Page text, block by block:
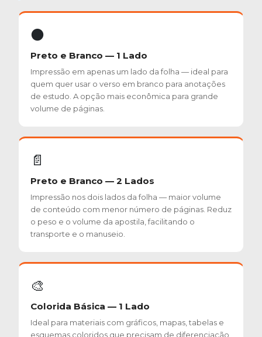
⚫
Preto e Branco — 1 Lado
Impressão em apenas um lado da folha — ideal para
quem quer usar o verso em branco para anotações
de estudo. A opção mais econômica para grande
volume de páginas.
📄
Preto e Branco — 2 Lados
Impressão nos dois lados da folha — maior volume
de conteúdo com menor número de páginas. Reduz
o peso e o volume da apostila, facilitando o
transporte e o manuseio.
🎨
Colorida Básica — 1 Lado
Ideal para materiais com gráficos, mapas, tabelas e
esquemas coloridos que precisam de diferenciação